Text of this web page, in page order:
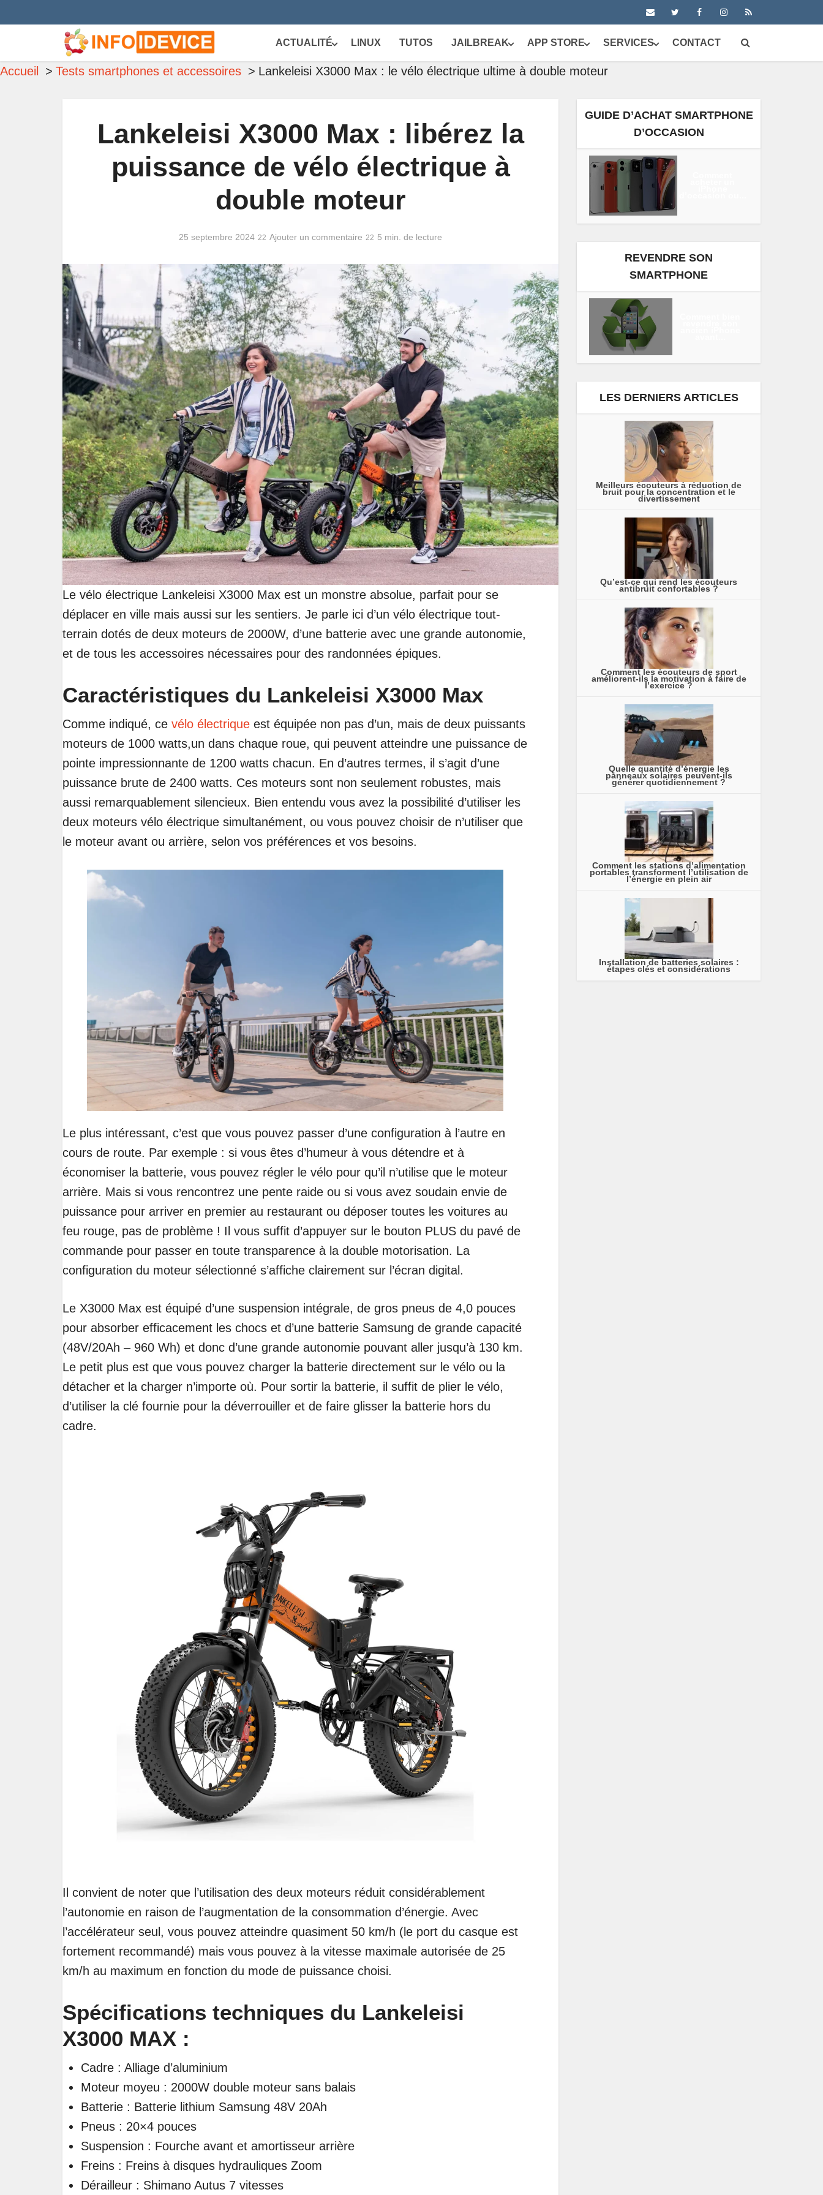
ACTUALITÉ LINUX TUTOS JAILBREAK APP STORE SERVICES CONTACT
Accueil Tests smartphones et accessoires Lankeleisi X3000 Max : le vélo électrique ultime à double moteur
Lankeleisi X3000 Max : libérez la
puissance de vélo électrique à
double moteur
25 septembre 2024 Ajouter un commentaire 5 min. de lecture
Le vélo électrique Lankeleisi X3000 Max est un monstre absolue, parfait pour se
déplacer en ville mais aussi sur les sentiers. Je parle ici d’un vélo électrique tout-
terrain dotés de deux moteurs de 2000W, d’une batterie avec une grande autonomie,
et de tous les accessoires nécessaires pour des randonnées épiques.
Caractéristiques du Lankeleisi X3000 Max
Comme indiqué, ce vélo électrique est équipée non pas d’un, mais de deux puissants
moteurs de 1000 watts,un dans chaque roue, qui peuvent atteindre une puissance de
pointe impressionnante de 1200 watts chacun. En d’autres termes, il s’agit d’une
puissance brute de 2400 watts. Ces moteurs sont non seulement robustes, mais
aussi remarquablement silencieux. Bien entendu vous avez la possibilité d’utiliser les
deux moteurs vélo électrique simultanément, ou vous pouvez choisir de n’utiliser que
le moteur avant ou arrière, selon vos préférences et vos besoins.
Le plus intéressant, c’est que vous pouvez passer d’une configuration à l’autre en
cours de route. Par exemple : si vous êtes d’humeur à vous détendre et à
économiser la batterie, vous pouvez régler le vélo pour qu’il n’utilise que le moteur
arrière. Mais si vous rencontrez une pente raide ou si vous avez soudain envie de
puissance pour arriver en premier au restaurant ou déposer toutes les voitures au
feu rouge, pas de problème ! Il vous suffit d’appuyer sur le bouton PLUS du pavé de
commande pour passer en toute transparence à la double motorisation. La
configuration du moteur sélectionné s’affiche clairement sur l’écran digital.
Le X3000 Max est équipé d’une suspension intégrale, de gros pneus de 4,0 pouces
pour absorber efficacement les chocs et d’une batterie Samsung de grande capacité
(48V/20Ah – 960 Wh) et donc d’une grande autonomie pouvant aller jusqu’à 130 km.
Le petit plus est que vous pouvez charger la batterie directement sur le vélo ou la
détacher et la charger n’importe où. Pour sortir la batterie, il suffit de plier le vélo,
d’utiliser la clé fournie pour la déverrouiller et de faire glisser la batterie hors du
cadre.
Il convient de noter que l’utilisation des deux moteurs réduit considérablement
l’autonomie en raison de l’augmentation de la consommation d’énergie. Avec
l’accélérateur seul, vous pouvez atteindre quasiment 50 km/h (le port du casque est
fortement recommandé) mais vous pouvez à la vitesse maximale autorisée de 25
km/h au maximum en fonction du mode de puissance choisi.
Spécifications techniques du Lankeleisi
X3000 MAX :
Cadre : Alliage d’aluminium
Moteur moyeu : 2000W double moteur sans balais
Batterie : Batterie lithium Samsung 48V 20Ah
Pneus : 20×4 pouces
Suspension : Fourche avant et amortisseur arrière
Freins : Freins à disques hydrauliques Zoom
Dérailleur : Shimano Autus 7 vitesses
GUIDE D’ACHAT SMARTPHONE
D’OCCASION
REVENDRE SON
SMARTPHONE
LES DERNIERS ARTICLES
Meilleurs écouteurs à réduction de
bruit pour la concentration et le
divertissement
Qu’est-ce qui rend les écouteurs
antibruit confortables ?
Comment les écouteurs de sport
améliorent-ils la motivation à faire de
l’exercice ?
Quelle quantité d’énergie les
panneaux solaires peuvent-ils
générer quotidiennement ?
Comment les stations d’alimentation
portables transforment l’utilisation de
l’énergie en plein air
Installation de batteries solaires :
étapes clés et considérations